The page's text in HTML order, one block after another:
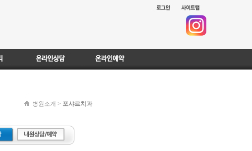
병원소개 > 포샤르치과